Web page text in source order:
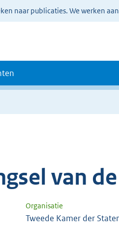
naar publicaties. We werken
van
Organisatie
Tweede Kamer der